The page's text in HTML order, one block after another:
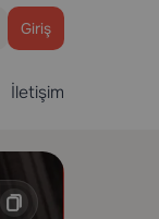
Giriş
İletişim